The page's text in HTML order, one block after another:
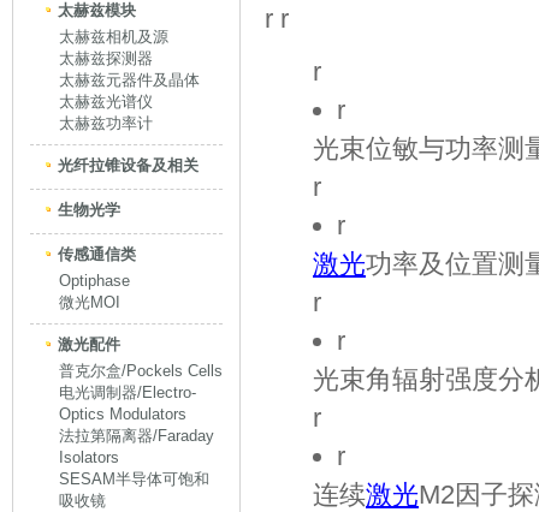
太赫兹模块
太赫兹相机及源
太赫兹探测器
太赫兹元器件及晶体
太赫兹光谱仪
太赫兹功率计
光纤拉锥设备及相关
生物光学
传感通信类
Optiphase
微光MOI
激光配件
普克尔盒/Pockels Cells
电光调制器/Electro-
Optics Modulators
法拉第隔离器/Faraday
Isolators
SESAM半导体可饱和
吸收镜
r r
r
r
光束位敏与功率测
r
r
激光功率及位置测
r
r
光束角辐射强度分
r
r
连续激光M2因子